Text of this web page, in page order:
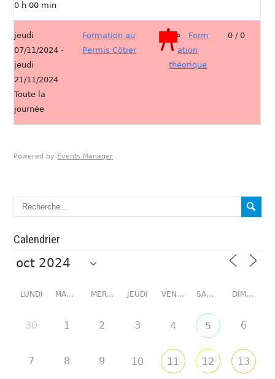
0 h 00 min
jeudi
07/11/2024 -
jeudi
21/11/2024
Toute la
journée
Formation au
Permis Côtier
Form
ation
théorique
0 / 0
Powered by Events Manager
Calendrier
LUNDI MARDI MERCREDI JEUDI VENDREDI SAMEDI DIMANCHE
30 1 2 3 4 5 6
7 8 9 10 11 12 13